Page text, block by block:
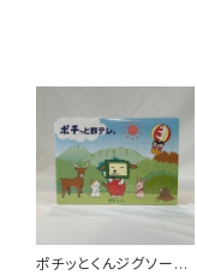
ポチッとくんジグソーパ